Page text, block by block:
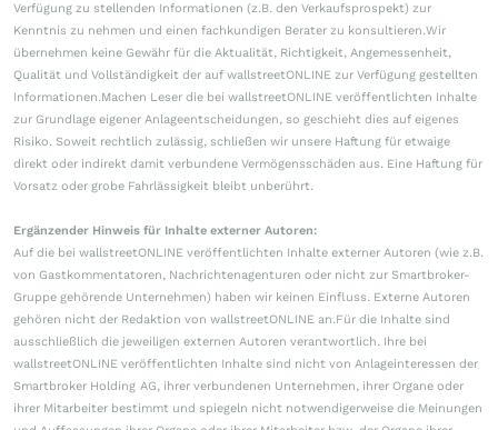
Verfügung zu stellenden Informationen (z.B. den Verkaufsprospekt) zur
Kenntnis zu nehmen und einen fachkundigen Berater zu konsultieren.Wir
übernehmen keine Gewähr für die Aktualität, Richtigkeit, Angemessenheit,
Qualität und Vollständigkeit der auf wallstreetONLINE zur Verfügung gestellten
Informationen.Machen Leser die bei wallstreetONLINE veröffentlichten Inhalte
zur Grundlage eigener Anlageentscheidungen, so geschieht dies auf eigenes
Risiko. Soweit rechtlich zulässig, schließen wir unsere Haftung für etwaige
direkt oder indirekt damit verbundene Vermögensschäden aus. Eine Haftung für
Vorsatz oder grobe Fahrlässigkeit bleibt unberührt.
Ergänzender Hinweis für Inhalte externer Autoren:
Auf die bei wallstreetONLINE veröffentlichten Inhalte externer Autoren (wie z.B.
von Gastkommentatoren, Nachrichtenagenturen oder nicht zur Smartbroker-
Gruppe gehörende Unternehmen) haben wir keinen Einfluss. Externe Autoren
gehören nicht der Redaktion von wallstreetONLINE an.Für die Inhalte sind
ausschließlich die jeweiligen externen Autoren verantwortlich. Ihre bei
wallstreetONLINE veröffentlichten Inhalte sind nicht von Anlageinteressen der
Smartbroker Holding AG, ihrer verbundenen Unternehmen, ihrer Organe oder
ihrer Mitarbeiter bestimmt und spiegeln nicht notwendigerweise die Meinungen